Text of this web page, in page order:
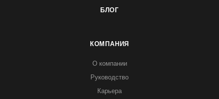
БЛОГ
КОМПАНИЯ
О компании
Руководство
Карьера